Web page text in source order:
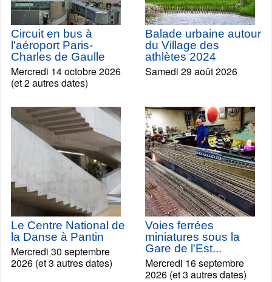
Circuit en bus à
l'aéroport Paris-
Charles de Gaulle
Mercredi 14 octobre 2026
(et 2 autres dates)
Balade urbaine autour
du Village des
athlètes 2024
Samedi 29 août 2026
Le Centre National de
la Danse à Pantin
Mercredi 30 septembre
2026 (et 3 autres dates)
Voies ferrées
miniatures sous la
Gare de l'Est...
Mercredi 16 septembre
2026 (et 3 autres dates)